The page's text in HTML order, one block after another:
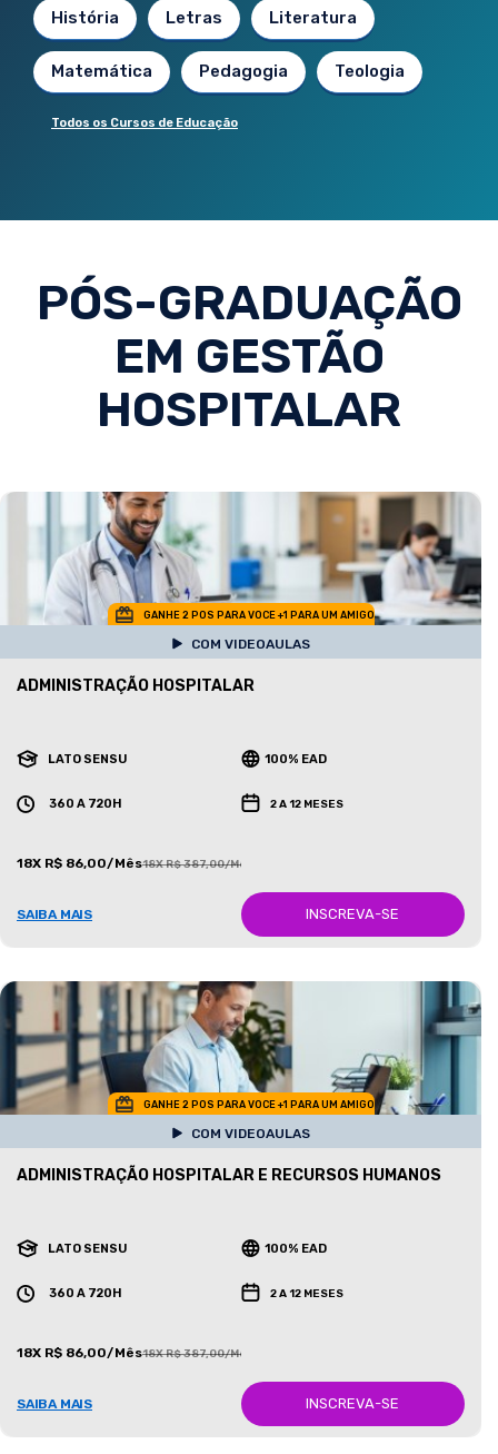
História Letras Literatura
Matemática Pedagogia Teologia
Todos os Cursos de Educação
PÓS-GRADUAÇÃO
EM GESTÃO
HOSPITALAR
GANHE 2 POS PARA VOCE +1 PARA UM AMIGO
COM VIDEOAULAS
ADMINISTRAÇÃO HOSPITALAR
LATO SENSU 100% EAD
360 A 720H 2 A 12 MESES
18X R$ 86,00/Mês18X R$ 387,00/Mês
SAIBA MAIS INSCREVA-SE
GANHE 2 POS PARA VOCE +1 PARA UM AMIGO
COM VIDEOAULAS
ADMINISTRAÇÃO HOSPITALAR E RECURSOS HUMANOS
LATO SENSU 100% EAD
360 A 720H 2 A 12 MESES
18X R$ 86,00/Mês18X R$ 387,00/Mês
SAIBA MAIS INSCREVA-SE